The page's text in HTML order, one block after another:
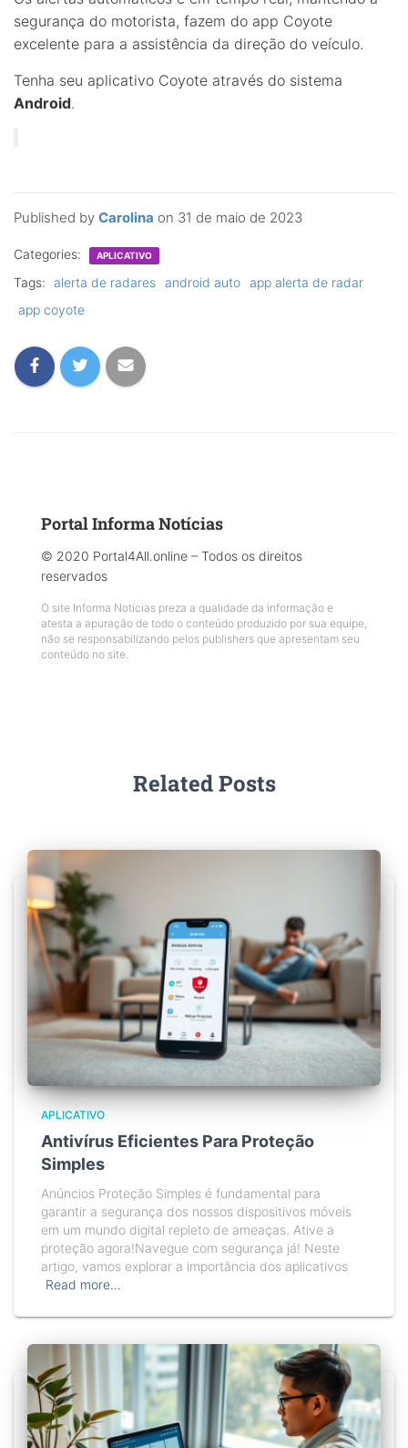
Published by Carolina on 31 de maio de 2023
segurança do motorista, fazem do app Coyote
excelente para a assistência da direção do veículo.
Tenha seu aplicativo Coyote através do sistema
Android.
Categories: APLICATIVO
Tags: alerta de radares android auto app alerta de radar
app coyote
Portal Informa Notícias
© 2020 Portal4All.online – Todos os direitos
reservados
O site Informa Notícias preza a qualidade da informação e
atesta a apuração de todo o conteúdo produzido por sua equipe,
não se responsabilizando pelos publishers que apresentam seu
conteúdo no site.
Related Posts
APLICATIVO
Antivírus Eficientes Para Proteção
Simples
Anúncios Proteção Simples é fundamental para
garantir a segurança dos nossos dispositivos móveis
em um mundo digital repleto de ameaças. Ative a
proteção agora!Navegue com segurança já! Neste
artigo, vamos explorar a importância dos aplicativos
Read more…